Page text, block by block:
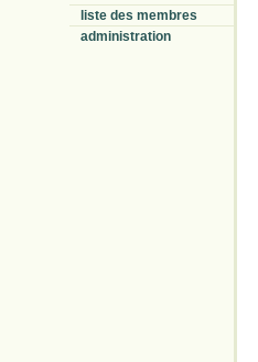
liste des membres
administration